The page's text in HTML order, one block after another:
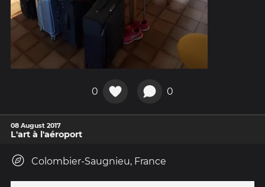
0 0
08 August 2017
L'art à l'aéroport
Colombier-Saugnieu, France